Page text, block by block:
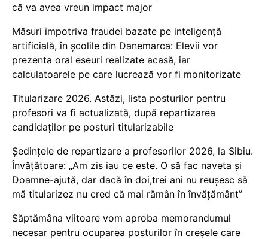
că va avea vreun impact major
Măsuri împotriva fraudei bazate pe inteligență
artificială, în școlile din Danemarca: Elevii vor
prezenta oral eseuri realizate acasă, iar
calculatoarele pe care lucrează vor fi monitorizate
Titularizare 2026. Astăzi, lista posturilor pentru
profesori va fi actualizată, după repartizarea
candidaților pe posturi titularizabile
Ședințele de repartizare a profesorilor 2026, la Sibiu.
Învățătoare: „Am zis iau ce este. O să fac naveta și
Doamne-ajută, dar dacă în doi,trei ani nu reușesc să
mă titularizez nu cred că mai rămân în învățământ”
Săptămâna viitoare vom aproba memorandumul
necesar pentru ocuparea posturilor în creșele care